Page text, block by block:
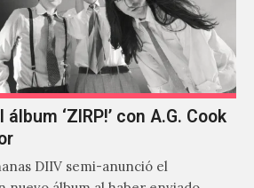
‘ZIRP!’ con A.G. Cook
DIIV semi-anunció el